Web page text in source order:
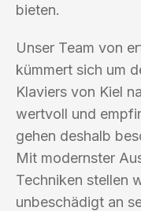
bieten.
Unser Team von
kümmert sich um
Klaviers von Kiel
wertvoll und
gehen deshalb
Mit modernster
Techniken stellen
unbeschädigt an